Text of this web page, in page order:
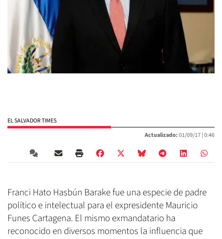
EL SALVADOR TIMES
Actualizado:01/09/17 |0:46
Franci Hato Hasbún Barake fue una especie de padre
político e intelectual para el expresidente Mauricio
Funes Cartagena. El mismo exmandatario ha
reconocido en diversos momentos la influencia que